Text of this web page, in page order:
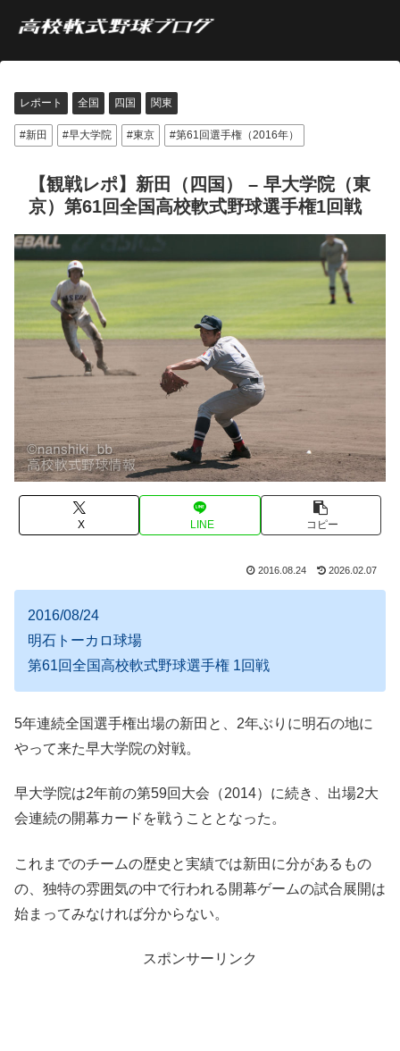
レポート 全国 四国 関東
新田 早大学院 東京 第61回選手権（2016年）
【観戦レポ】新田（四国） – 早大学院（東
京）第61回全国高校軟式野球選手権1回戦
X LINE コピー
2016.08.24 2026.02.07
2016/08/24
明石トーカロ球場
第61回全国高校軟式野球選手権 1回戦
5年連続全国選手権出場の新田と、2年ぶりに明石の地に
やって来た早大学院の対戦。
早大学院は2年前の第59回大会（2014）に続き、出場2大
会連続の開幕カードを戦うこととなった。
これまでのチームの歴史と実績では新田に分があるもの
の、独特の雰囲気の中で行われる開幕ゲームの試合展開は
始まってみなければ分からない。
スポンサーリンク